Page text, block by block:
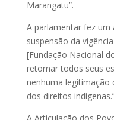
Marangatu”.
A parlamentar fez um
suspensão da
[Fundação Nacional
retomar todos seus
nenhuma legitimação
dos direitos